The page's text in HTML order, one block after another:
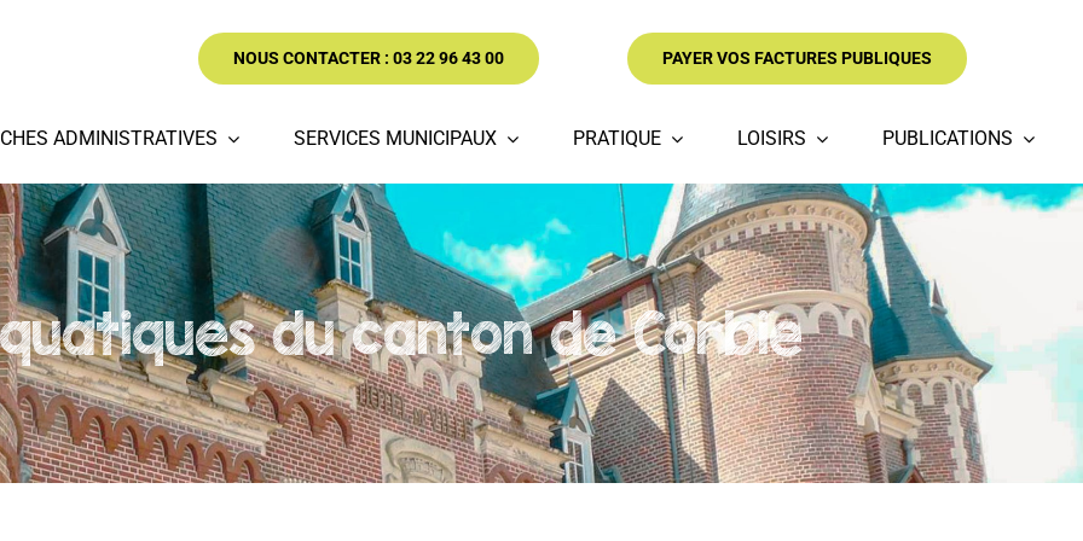
NOUS CONTACTER : 03 22 96 43 00 PAYER VOS FACTURES PUBLIQUES
ADMINISTRATIVES SERVICES MUNICIPAUX PRATIQUE LOISIRS PUBLICATIONS
du canton de Corbie